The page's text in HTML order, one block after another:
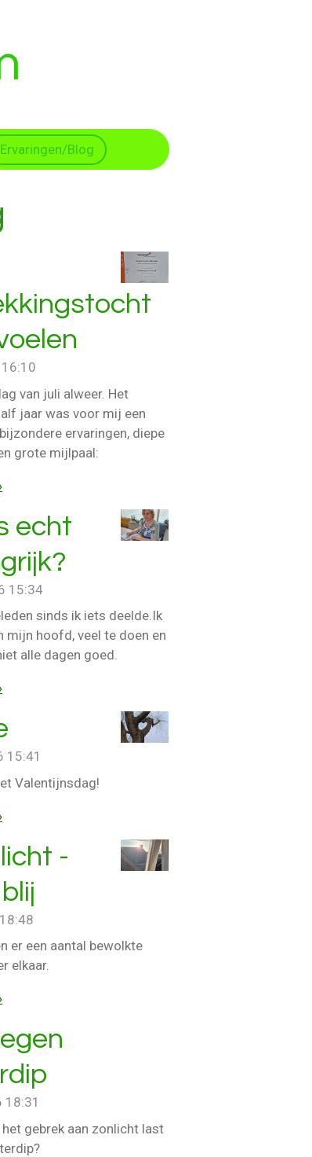
Ervaringen/Blog
16:10
van juli alweer. Het
jaar was voor mij een
ervaringen, diepe
grote mijlpaal:
echt
15:34
sinds ik iets deelde.Ik
mijn hoofd, veel te doen en
alle dagen goed.
15:41
Valentijnsdag!
-
18:48
er een aantal bewolkte
elkaar.
18:31
gebrek aan zonlicht last